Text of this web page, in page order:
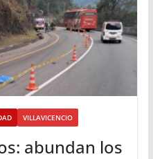
VILLAVICENCIO
abundan los